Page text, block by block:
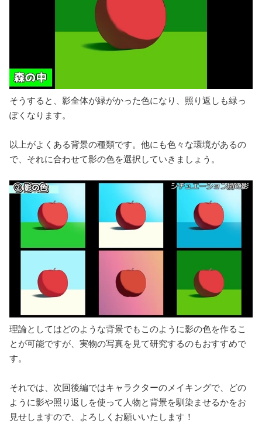
そうすると、影全体が緑がかった色になり、照り返しも緑っ
ぽくなります。
以上がよくある背景の種類です。他にも色々な環境があるの
で、それに合わせて影の色を選択していきましょう。
理論としてはどのような背景でもこのように影の色を作るこ
とが可能ですが、実物の写真を見て研究するのもおすすめで
す。
それでは、次回後編ではキャラクターのメイキングで、どの
ように影や照り返しを使って人物と背景を馴染ませるかをお
見せしますので、よろしくお願いいたします！